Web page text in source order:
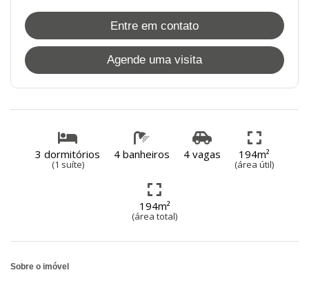
Entre em contato
Agende uma visita
3 dormitórios
(1 suíte)
4 banheiros 4 vagas 194m²
(área útil)
194m²
(área total)
Sobre o imóvel